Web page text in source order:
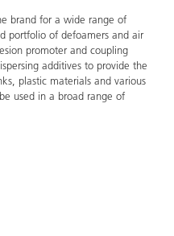
brand for a wide range of
portfolio of defoamers and air
promoter and coupling
additives to provide the
plastic materials and various
used in a broad range of